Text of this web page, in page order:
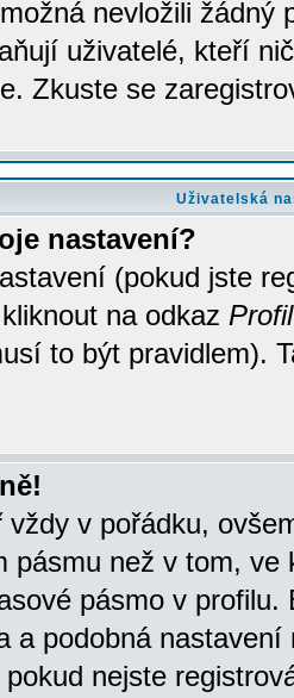
nevložili žádný
uživatelé, kteří
Zkuste se
Uživatelská
nastavení?
(pokud jste
na odkaz Profil
to být pravidlem).
vždy v pořádku,
pásmu než v tom,
pásmo v
a podobná
nejste